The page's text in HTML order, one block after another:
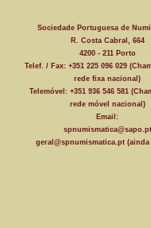
Sociedade Portuguesa de
R. Costa Cabral, 664
4200 - 211 Porto
Telef. / Fax: +351 225 096 029
rede fixa nacional)
Telemóvel: +351 936 546 581
rede móvel nacional)
Email:
spnumismatica@sapo.pt
geral@spnumismatica.pt